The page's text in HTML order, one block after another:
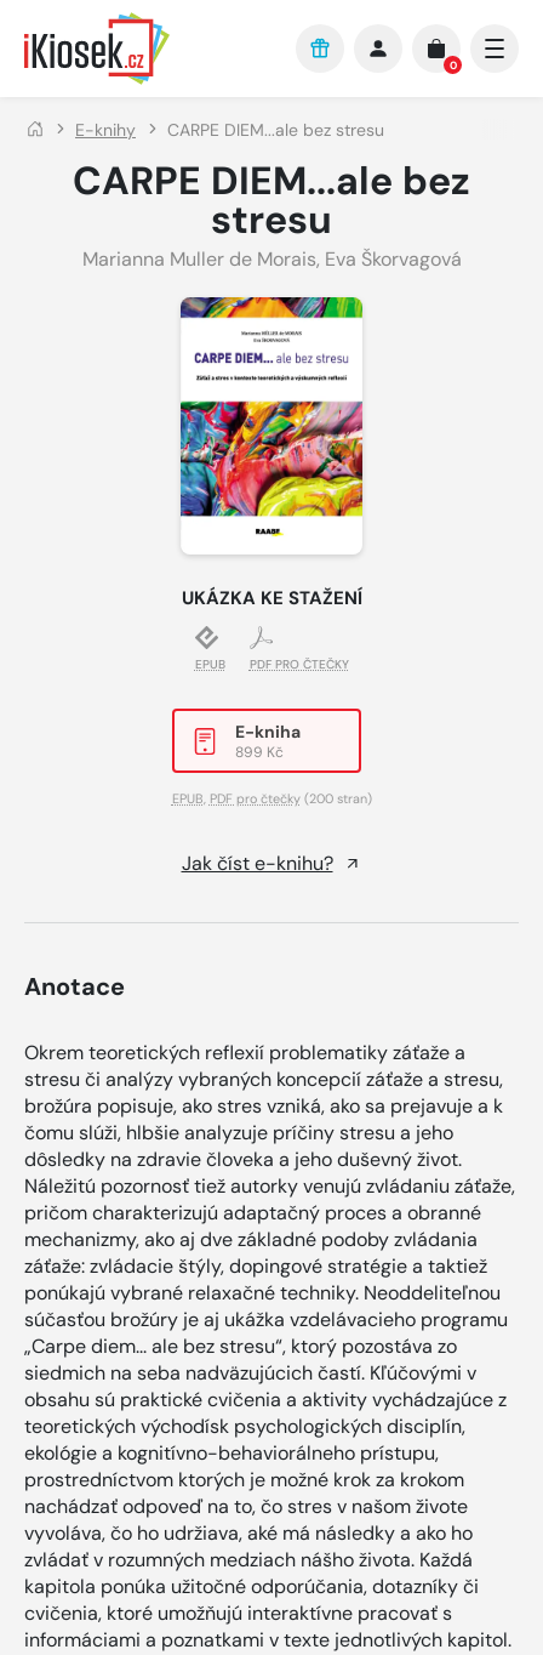
Přejít na hlavní obsah
0
E-knihy CARPE DIEM...ale bez stresu
CARPE DIEM...ale bez
stresu
Marianna Muller de Morais, Eva Škorvagová
UKÁZKA KE STAŽENÍ
EPUB PDF PRO ČTEČKY
E-kniha
899 Kč
EPUB, PDF pro čtečky(200 stran)
Jak číst e-knihu?
Anotace
Okrem teoretických reflexií problematiky záťaže a
stresu či analýzy vybraných koncepcií záťaže a stresu,
brožúra popisuje, ako stres vzniká, ako sa prejavuje a k
čomu slúži, hlbšie analyzuje príčiny stresu a jeho
dôsledky na zdravie človeka a jeho duševný život.
Náležitú pozornosť tiež autorky venujú zvládaniu záťaže,
pričom charakterizujú adaptačný proces a obranné
mechanizmy, ako aj dve základné podoby zvládania
záťaže: zvládacie štýly, dopingové stratégie a taktiež
ponúkajú vybrané relaxačné techniky. Neoddeliteľnou
súčasťou brožúry je aj ukážka vzdelávacieho programu
„Carpe diem... ale bez stresu“, ktorý pozostáva zo
siedmich na seba nadväzujúcich častí. Kľúčovými v
obsahu sú praktické cvičenia a aktivity vychádzajúce z
teoretických východísk psychologických disciplín,
ekológie a kognitívno-behaviorálneho prístupu,
prostredníctvom ktorých je možné krok za krokom
nachádzať odpoveď na to, čo stres v našom živote
vyvoláva, čo ho udržiava, aké má následky a ako ho
zvládať v rozumných medziach nášho života. Každá
kapitola ponúka užitočné odporúčania, dotazníky či
cvičenia, ktoré umožňujú interaktívne pracovať s
informáciami a poznatkami v texte jednotlivých kapitol.